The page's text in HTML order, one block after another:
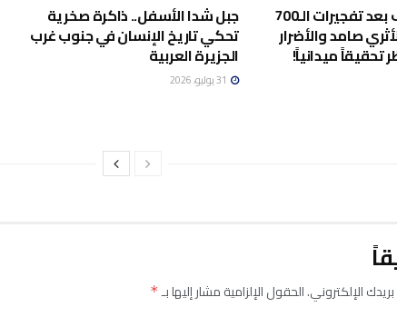
قلعة الشقيف بعد تفجيرات الـ700
صامد والأضرار
تحقيقاً ميدانياً!
جبل شدا الأسفل.. ذاكرة صخرية
تحكي تاريخ الإنسان في جنوب غرب
الجزيرة العربية
الإلكتروني.الحقول الإلزامية مشار إليها بـ*